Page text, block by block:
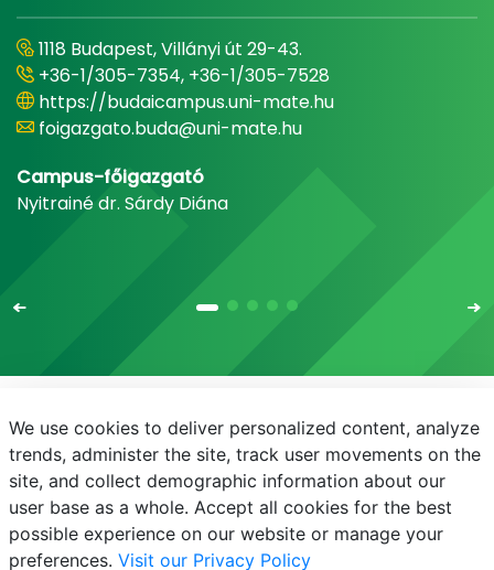
1118 Budapest, Villányi út 29-43.
+36-1/305-7354, +36-1/305-7528
https://budaicampus.uni-mate.hu
foigazgato.buda@uni-mate.hu
Campus-főigazgató
Nyitrainé dr. Sárdy Diána
E-mail Telefonkönyv NEPTUN
E-learning
Bejelentkezés
Adatvédelem
We use cookies to deliver personalized content, analyze
trends, administer the site, track user movements on the
site, and collect demographic information about our
user base as a whole. Accept all cookies for the best
possible experience on our website or manage your
preferences. Visit our Privacy Policy